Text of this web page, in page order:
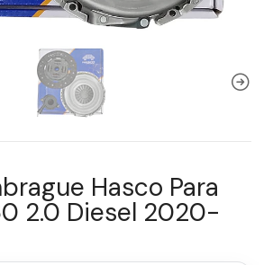
Hasco Para
2.0 Diesel 2020-